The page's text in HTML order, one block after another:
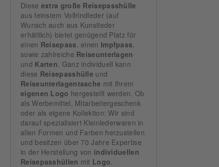
Diese extra große Reisepasshülle
aus feinstem Vollrindleder (auf
Wunsch auch aus Kunstleder
erhältlich) bietet genügend Platz für
einen Reisepass, einen Impfpass,
sowie zahlreiche Reiseunterlagen
und Karten. Ganz individuell kann
diese Reisepasshülle und
Reiseunterlagentasche mit Ihrem
eigenen Logo hergestellt werden. Ob
als Werbemittel, Mitarbeitergeschenk
oder als eigene Kollektion: Wir sind
darauf spezialisiert Kleinlederwaren in
allen Formen und Farben herzustellen
und besitzen über 70 Jahre Expertise
in der Herstellung von individuellen
Reisepasshüllen mit Logo.